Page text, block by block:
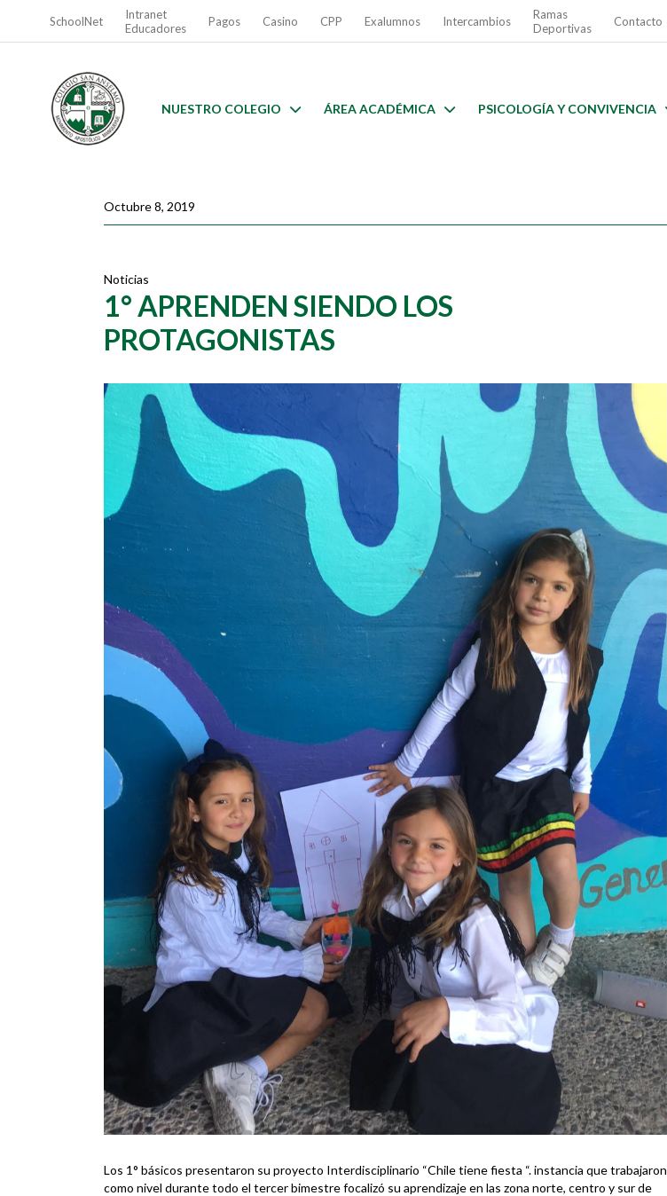
SchoolNet
Intranet
Educadores
Pagos Casino CPP Exalumnos Intercambios
Ramas
Deportivas
Contacto
NUESTRO COLEGIO ÁREA ACADÉMICA PSICOLOGÍA Y CONVIVENCIA
Octubre 8, 2019
Noticias
1° APRENDEN SIENDO LOS
PROTAGONISTAS
Los 1° básicos presentaron su proyecto Interdisciplinario “Chile tiene fiesta “. instancia que trabajaron
como nivel durante todo el tercer bimestre focalizó su aprendizaje en las zona norte, centro y sur de